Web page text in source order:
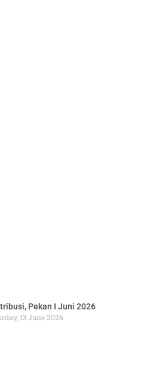
Pekan I Juni 2026
13 June 2026